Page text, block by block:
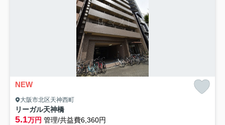
NEW
大阪市北区天神西町
リーガル天神橋
5.1万円 管理/共益費6,360円